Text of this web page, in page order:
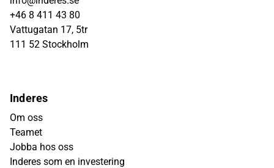
+46 8 411 43 80
Vattugatan 17, 5tr
111 52 Stockholm
Inderes
Om oss
Teamet
Jobba hos oss
Inderes som en investering